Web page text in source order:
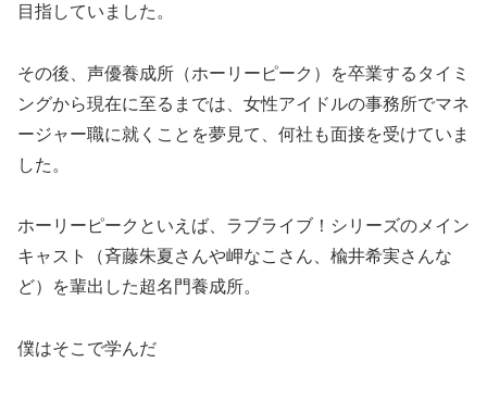
目指していました。
その後、声優養成所（ホーリーピーク）を卒業するタイミ
ングから現在に至るまでは、女性アイドルの事務所でマネ
ージャー職に就くことを夢見て、何社も面接を受けていま
した。
ホーリーピークといえば、ラブライブ！シリーズのメイン
キャスト（斉藤朱夏さんや岬なこさん、楡井希実さんな
ど）を輩出した超名門養成所。
僕はそこで学んだ